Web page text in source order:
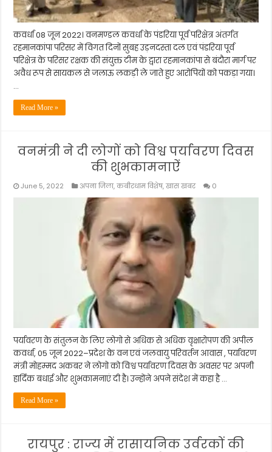
कवर्धा 08 जून 2022। वनमण्डल कवर्धा के पंडरिया पूर्व परिक्षेत्र अंतर्गत
रहमानकांपा परिसर में विगत दिनों सुबह उड़नदस्ता दल एवं पंडरिया पूर्व
परिक्षेत्र के परिसर रक्षक की संयुक्त टीम के द्वारा रहमानकांपा से बंदौरा मार्ग पर
अवैध रूप से सायकल से जलाऊ लकड़ी ले जाते हुए आरोपियों को पकड़ा गया।
…
Read More »
वनमंत्री ने दी लोगों को विश्व पर्यावरण दिवस
की शुभकामनाऐं
June 5, 2022 अपना जिला,कबीरधाम विशेष,खास खबर 0
पर्यावरण के संतुलन के लिए लोगो से अधिक से अधिक वृक्षारोपण की अपील
कवर्धा, 05 जून 2022–प्रदेश के वन एवं जलवायु परिवर्तन आवास , पर्यावरण
मंत्री मोहम्मद अकबर ने लोगो को विश्व पर्यावरण दिवस के अवसर पर अपनी
हार्दिक बधाई और शुभकामनाएं दी है। उन्होंने अपने संदेश में कहा है …
Read More »
रायपुर : राज्य में रासायनिक उर्वरकों की